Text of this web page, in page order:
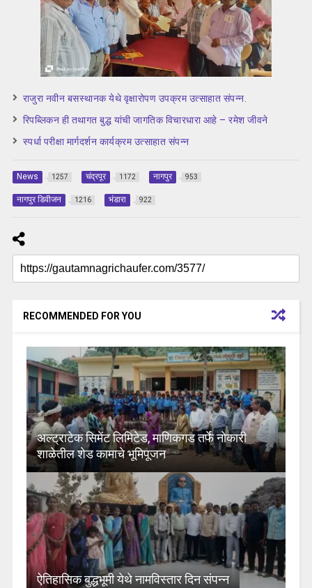
राजुरा नवीन बसस्थानक येथे वृक्षारोपण उपक्रम उत्साहात संपन्न.
रिपब्लिकन ही तथागत बुद्ध यांची जागतिक विचारधारा आहे – रमेश जीवने
स्पर्धा परीक्षा मार्गदर्शन कार्यक्रम उत्साहात संपन्न
News 1257 चंद्रपूर 1172 नागपुर 953
नागपुर डिवीजन 1216 भंडारा 922
RECOMMENDED FOR YOU
अल्ट्राटेक सिमेंट लिमिटेड, माणिकगड तर्फे नोकारी
शाळेतील शेड कामाचे भूमिपूजन
ऐतिहासिक बुद्धभूमी येथे नामविस्तार दिन संपन्न